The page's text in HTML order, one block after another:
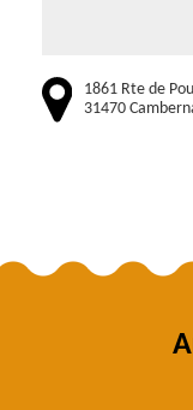
1861 Rte de
31470